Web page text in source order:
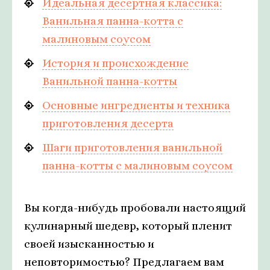
Идеальная десертная классика:
Ванильная панна-котта с
малиновым соусом
История и происхождение
Ванильной панна-котты
Основные ингредиенты и техника
приготовления десерта
Шаги приготовления ванильной
панна-котты с малиновым соусом
Вы когда-нибудь пробовали настоящий
кулинарный шедевр, который пленит
своей изысканностью и
неповторимостью? Предлагаем вам